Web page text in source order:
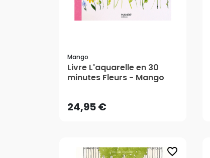
Mango
Livre L'aquarelle en 30
minutes Fleurs - Mango
24,95 €
24,95 €
AJOUTER AU PANIER
favorite_border